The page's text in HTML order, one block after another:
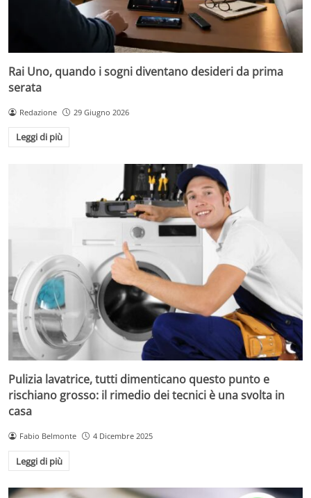
Rai Uno, quando i sogni diventano desideri da prima
serata
Redazione 29 Giugno 2026
Leggi di più
Pulizia lavatrice, tutti dimenticano questo punto e
rischiano grosso: il rimedio dei tecnici è una svolta in
casa
Fabio Belmonte 4 Dicembre 2025
Leggi di più